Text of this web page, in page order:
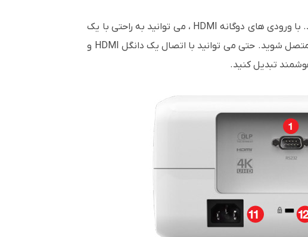
به راحتی در خانه خود ، بازی کنید ، فیلم ها را پخش کنید و عکس ها را روی صفحه بزرگ به اشتراک بگذارید. با ورودی های دوگانه HDMI ، می توانید به راحتی با یک
کابل به کنسول بازی ، ستاپ باکس، لپ تاپ ، رایانه شخصی، پخش کننده Blu-ray یا گیرنده دیجیتال خود متصل شوید. حتی می توانید با اتصال یک دانگل HDMI و